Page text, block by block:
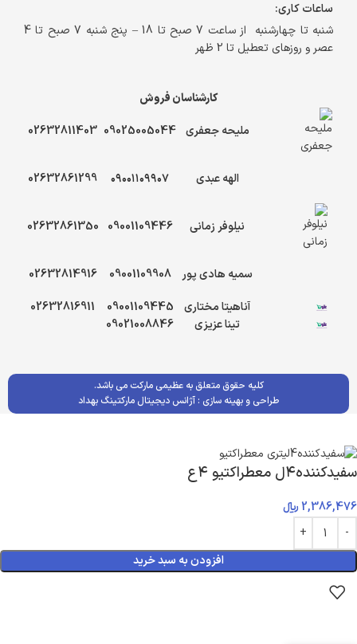
ساعات کاری:
شنبه تا چهارشنبه از ساعت 7 صبح تا 18 – پنج شنبه 7 صبح تا 4
عصر و روزهای تعطیل تا 2 ظهر
کارشناسان فروش
ملیحه جعفری 09025005044
02632811403
الهه عبدی ۰۹۰۰۱۱۰۹۹۰۷ 02632861299
نیلوفر زمانی 09001109446
02632861350
سمیه هادی پور 09001109908
02632814916
آناهیتا مختاری
09001109445
02632816911
تینا عزیزی
09021008846
کلیه حقوق متعلق به عظیمی مارکت می باشد.
طراحی و بهینه سازی : آژانس دیجیتال مارکتینگ بهداد
سفیدکننده۴ل معطراکتیو ۴ع
2,386,476 ﷼
افزودن به سبد خرید